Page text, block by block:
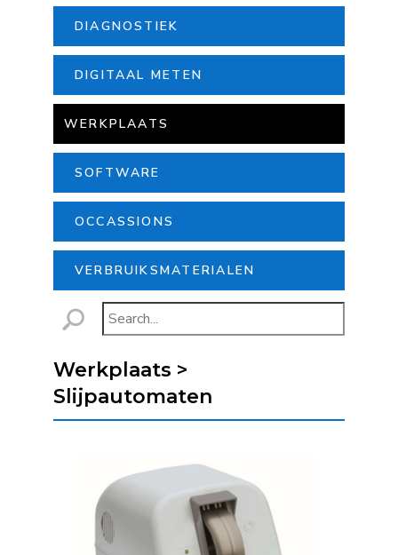
DIAGNOSTIEK
DIGITAAL METEN
WERKPLAATS
SOFTWARE
OCCASSIONS
VERBRUIKSMATERIALEN
Werkplaats >
Slijpautomaten